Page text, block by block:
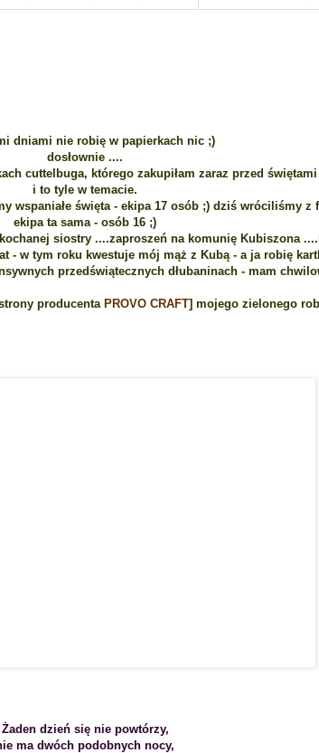
dniami nie robię w papierkach nic ;)
dosłownie ....
cuttelbuga, którego zakupiłam zaraz przed
i to tyle w temacie.
wspaniałe święta - ekipa 17 osób ;) dziś wróciliśmy z
ekipa ta sama - osób 16 ;)
siostry ....zaproszeń na komunię Kubiszona
- w tym roku kwestuje mój mąż z Kubą - a ja robię
przedświątecznych dłubaninach - mam
producenta PROVO CRAFT] mojego zielonego
Żaden dzień się nie powtórzy,
ma dwóch podobnych nocy,